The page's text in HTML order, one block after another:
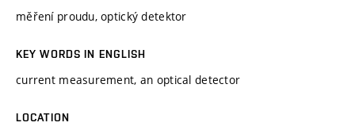
měření proudu, optický detektor
KEY WORDS IN ENGLISH
current measurement, an optical detector
LOCATION